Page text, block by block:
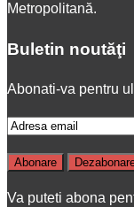
Metropolitană.
Buletin noutăţi
Abonati-va pentru
Va puteti abona